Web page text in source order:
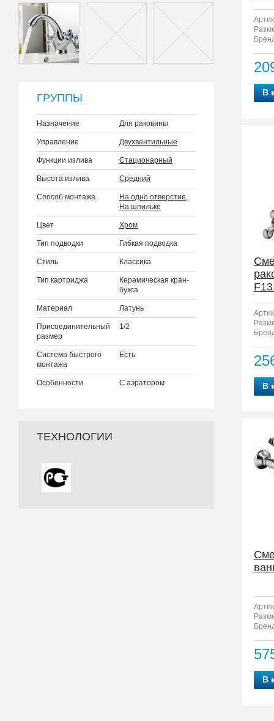
ГРУППЫ
Назначение Для раковины
Управление Двухвентильные
Функции излива Стационарный
Высота излива Средний
Способ монтажа На одно отверстие,
На шпильке
Цвет Хром
Тип подводки Гибкая подводка
Стиль Классика
Тип картриджа
Керамическая кран-
букса
Материал Латунь
Присоединительный
размер
1/2
Система быстрого
монтажа
Есть
Особенности С аэратором
ТЕХНОЛОГИИ
В
В
В